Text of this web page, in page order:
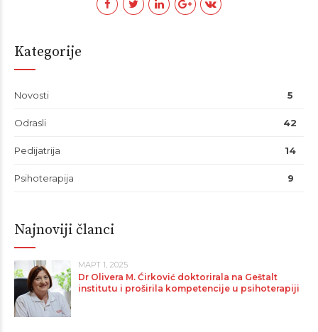
Kategorije
Novosti 5
Odrasli 42
Pedijatrija 14
Psihoterapija 9
Najnoviji članci
МАРТ 1, 2025
Dr Olivera M. Ćirković doktorirala na Geštalt
institutu i proširila kompetencije u psihoterapiji